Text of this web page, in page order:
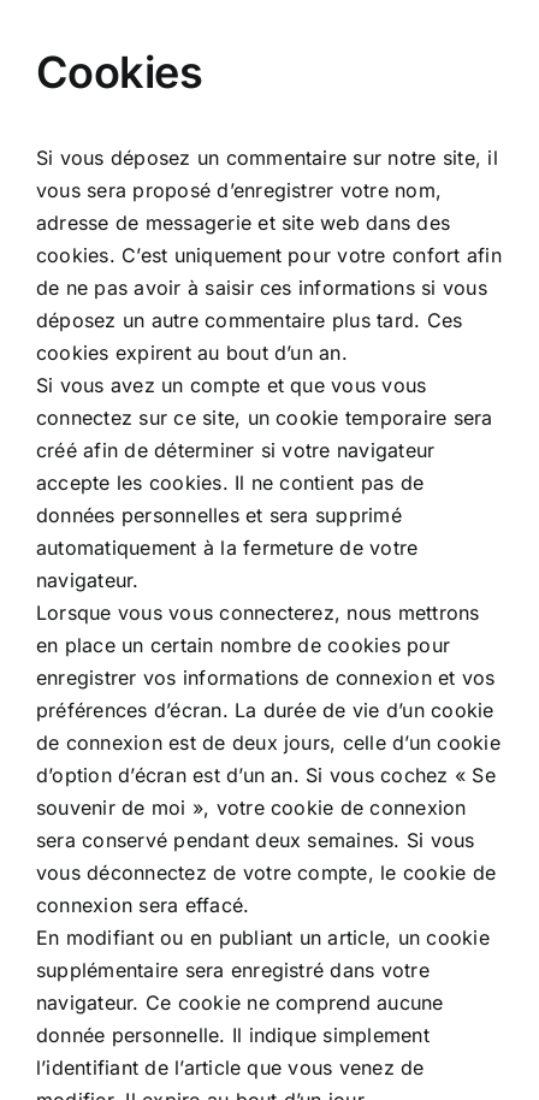
Cookies
Si vous déposez un commentaire sur notre site, il
vous sera proposé d’enregistrer votre nom,
adresse de messagerie et site web dans des
cookies. C’est uniquement pour votre confort afin
de ne pas avoir à saisir ces informations si vous
déposez un autre commentaire plus tard. Ces
cookies expirent au bout d’un an.
Si vous avez un compte et que vous vous
connectez sur ce site, un cookie temporaire sera
créé afin de déterminer si votre navigateur
accepte les cookies. Il ne contient pas de
données personnelles et sera supprimé
automatiquement à la fermeture de votre
navigateur.
Lorsque vous vous connecterez, nous mettrons
en place un certain nombre de cookies pour
enregistrer vos informations de connexion et vos
préférences d’écran. La durée de vie d’un cookie
de connexion est de deux jours, celle d’un cookie
d’option d’écran est d’un an. Si vous cochez « Se
souvenir de moi », votre cookie de connexion
sera conservé pendant deux semaines. Si vous
vous déconnectez de votre compte, le cookie de
connexion sera effacé.
En modifiant ou en publiant un article, un cookie
supplémentaire sera enregistré dans votre
navigateur. Ce cookie ne comprend aucune
donnée personnelle. Il indique simplement
l’identifiant de l’article que vous venez de